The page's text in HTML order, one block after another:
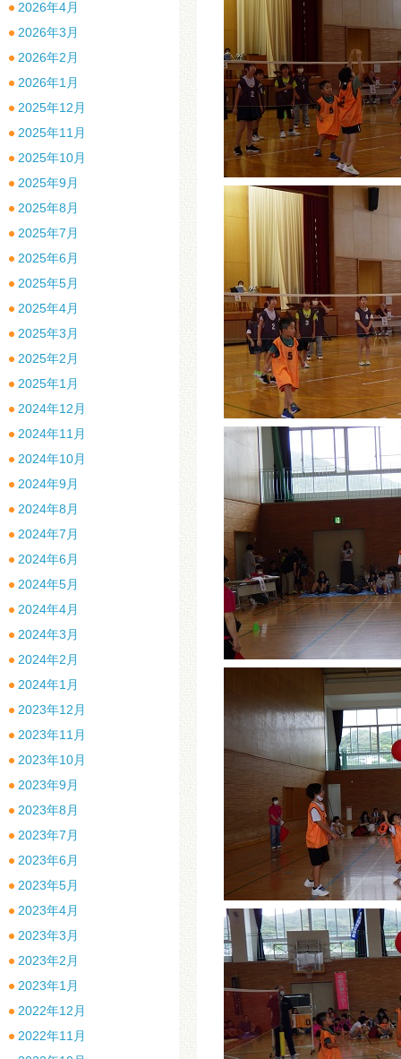
2026年4月
2026年3月
2026年2月
2026年1月
2025年12月
2025年11月
2025年10月
2025年9月
2025年8月
2025年7月
2025年6月
2025年5月
2025年4月
2025年3月
2025年2月
2025年1月
2024年12月
2024年11月
2024年10月
2024年9月
2024年8月
2024年7月
2024年6月
2024年5月
2024年4月
2024年3月
2024年2月
2024年1月
2023年12月
2023年11月
2023年10月
2023年9月
2023年8月
2023年7月
2023年6月
2023年5月
2023年4月
2023年3月
2023年2月
2023年1月
2022年12月
2022年11月